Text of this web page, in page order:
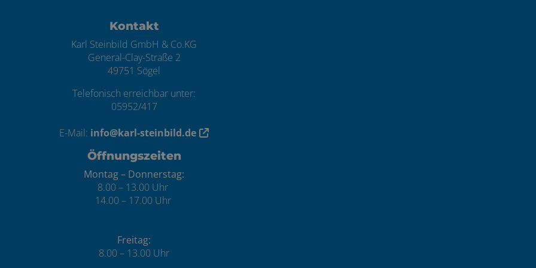
Kontakt
Karl Steinbild GmbH & Co.KG
General-Clay-Straße 2
49751 Sögel
Telefonisch erreichbar unter:
05952/417
E-Mail: info@karl-steinbild.de
Öffnungszeiten
Montag – Donnerstag:
8.00 – 13.00 Uhr
14.00 – 17.00 Uhr
Freitag:
8.00 – 13.00 Uhr